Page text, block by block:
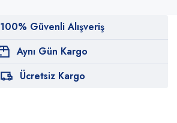
100% Güvenli Alışveriş
Aynı Gün Kargo
Ücretsiz Kargo